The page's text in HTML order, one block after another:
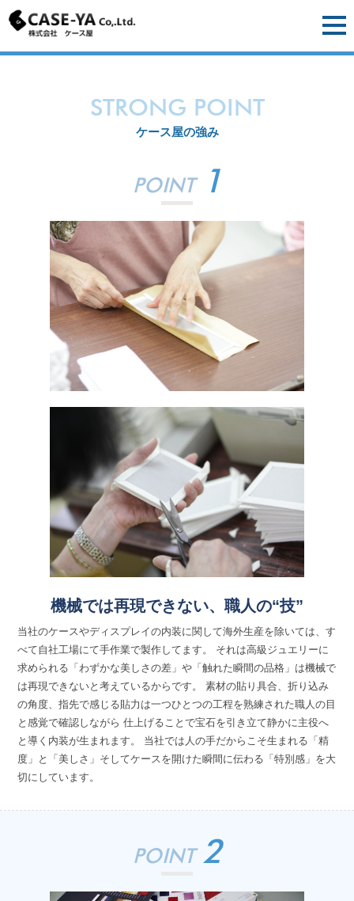
STRONG POINT
ケース屋の強み
POINT 1
機械では再現できない、職人の“技”
当社のケースやディスプレイの内装に関して海外生産を除いては、す
べて自社工場にて手作業で製作してます。 それは高級ジュエリーに
求められる「わずかな美しさの差」や「触れた瞬間の品格」は機械で
は再現できないと考えているからです。 素材の貼り具合、折り込み
の角度、指先で感じる貼力は一つひとつの工程を熟練された職人の目
と感覚で確認しながら 仕上げることで宝石を引き立て静かに主役へ
と導く内装が生まれます。 当社では人の手だからこそ生まれる「精
度」と「美しさ」そしてケースを開けた瞬間に伝わる「特別感」を大
切にしています。
POINT 2